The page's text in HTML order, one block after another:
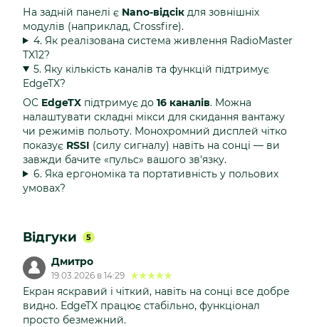
На задній панелі є Nano-відсік для зовнішніх
модулів (наприклад, Crossfire).
4. Як реалізована система живлення RadioMaster
TX12?
5. Яку кількість каналів та функцій підтримує
EdgeTX?
ОС EdgeTX підтримує до 16 каналів. Можна
налаштувати складні мікси для скидання вантажу
чи режимів польоту. Монохромний дисплей чітко
показує RSSI (силу сигналу) навіть на сонці — ви
завжди бачите «пульс» вашого зв'язку.
6. Яка ергономіка та портативність у польових
умовах?
Відгуки 5
Дмитро
19.03.2026 в 14:29
Екран яскравий і чіткий, навіть на сонці все добре
видно. EdgeTX працює стабільно, функціонал
просто безмежний.